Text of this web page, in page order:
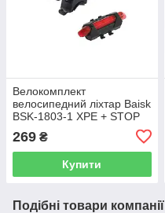
Велокомплект
велосипедний ліхтар Baisk
BSK-1803-1 XPE + STOP
269 ₴
Купити
Подібні товари компанії